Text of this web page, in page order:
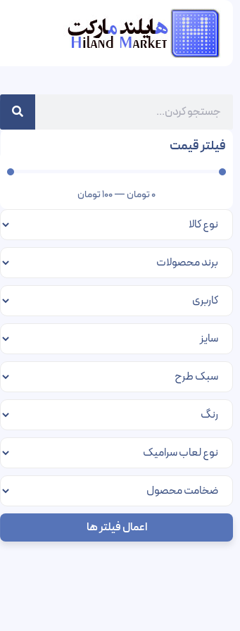
فیلتر قیمت
0تومان—
100تومان
اعمال فیلتر ها